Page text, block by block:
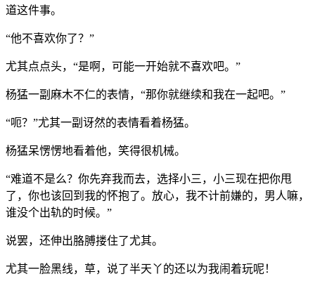
道这件事。
“他不喜欢你了？”
尤其点点头，“是啊，可能一开始就不喜欢吧。”
杨猛一副麻木不仁的表情，“那你就继续和我在一起吧。”
“呃？”尤其一副讶然的表情看着杨猛。
杨猛呆愣愣地看着他，笑得很机械。
“难道不是么？你先弃我而去，选择小三，小三现在把你甩
了，你也该回到我的怀抱了。放心，我不计前嫌的，男人嘛，
谁没个出轨的时候。”
说罢，还伸出胳膊搂住了尤其。
尤其一脸黑线，草，说了半天丫的还以为我闹着玩呢！